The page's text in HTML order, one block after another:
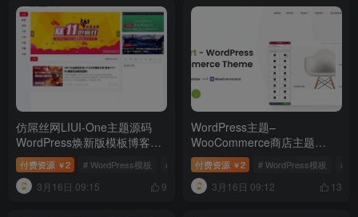
仿屌丝网LIUI-One主题源码
WordPress焕新版模板博客网
站源码
付费资源 ￥2 # WordPress模板 # 博客模板 # 仿屌丝网
3月16日 09:15 9
WordPress主题–
WooCommerce商店主题
WoodMart v8.3.9 破解版
付费资源 ￥2 # WordPress模板 #
3月16日 09:12 13